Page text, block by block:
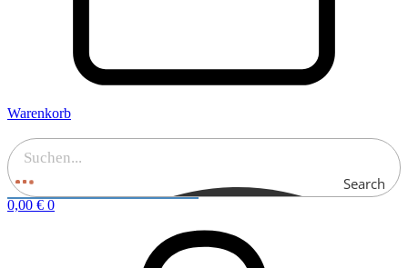
Warenkorb
Search
0,00 € 0